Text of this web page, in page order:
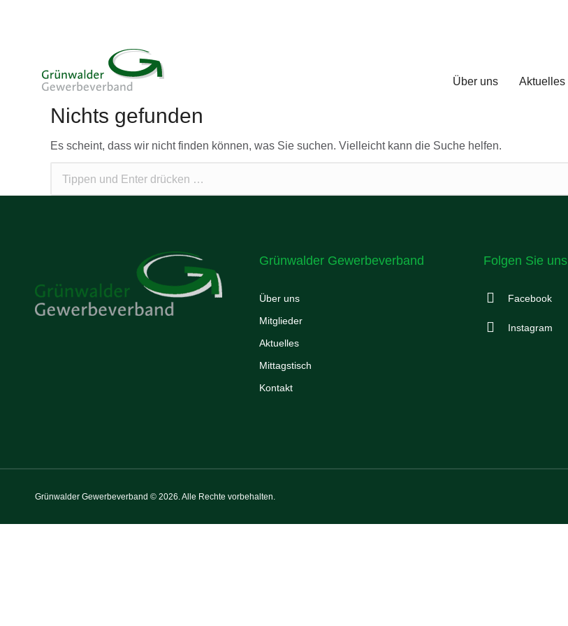
Über uns Aktuelles
Nichts gefunden
Es scheint, dass wir nicht finden können, was Sie suchen. Vielleicht kann die Suche helfen.
Grünwalder Gewerbeverband
Über uns
Mitglieder
Aktuelles
Mittagstisch
Kontakt
Folgen Sie uns
Facebook
Instagram
Grünwalder Gewerbeverband © 2026. Alle Rechte vorbehalten.